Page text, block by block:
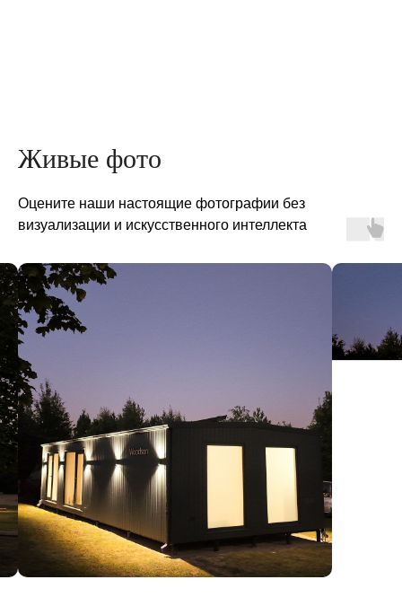
Живые фото
Оцените наши настоящие фотографии без
визуализации и искусственного интеллекта